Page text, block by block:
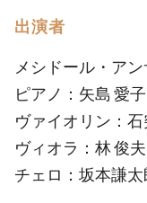
出演者
メシドール・ア
ピアノ：矢島 愛子
ヴァイオリン：石
ヴィオラ：林 俊夫
チェロ：坂本謙太